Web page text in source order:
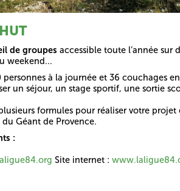
de groupes accessible toute l’année sur
weekend...
personnes à la journée et 36 couchages
un séjour, un stage sportif, une sortie
formules pour réaliser votre
Géant de Provence.
:
Site internet :